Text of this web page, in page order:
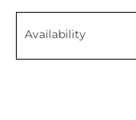
Availability